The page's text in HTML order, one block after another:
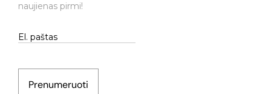
naujienas pirmi!
Prenumeruoti